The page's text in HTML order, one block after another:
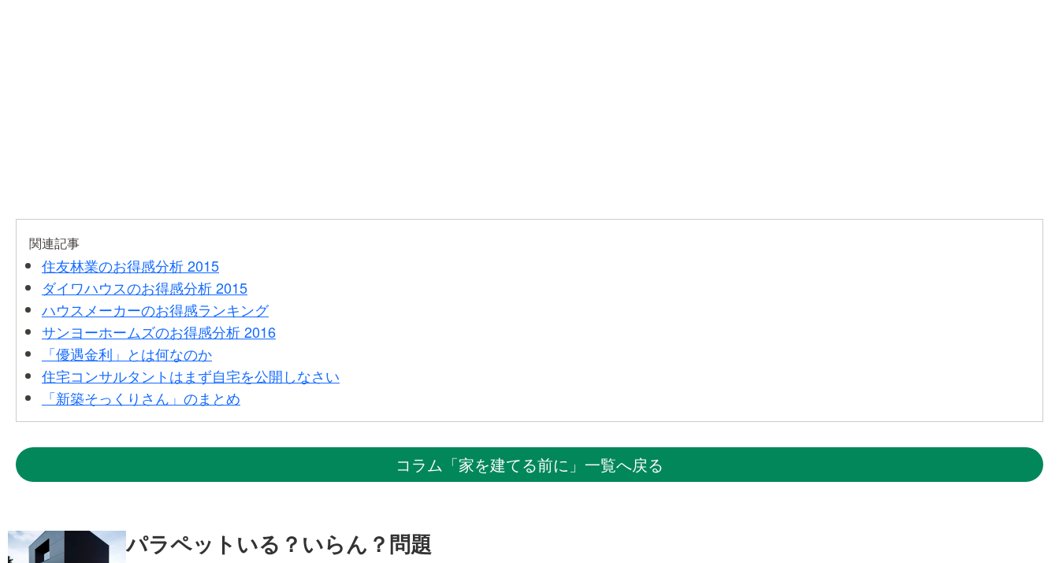
関連記事
住友林業のお得感分析 2015
ダイワハウスのお得感分析 2015
ハウスメーカーのお得感ランキング
サンヨーホームズのお得感分析 2016
「優遇金利」とは何なのか
住宅コンサルタントはまず自宅を公開しなさい
「新築そっくりさん」のまとめ
コラム「家を建てる前に」一覧へ戻る
パラペットいる？いらん？問題